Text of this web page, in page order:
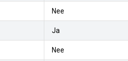
Nee
Ja
Nee